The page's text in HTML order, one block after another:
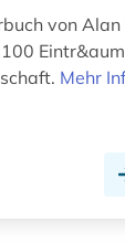
von Alan
Mehr